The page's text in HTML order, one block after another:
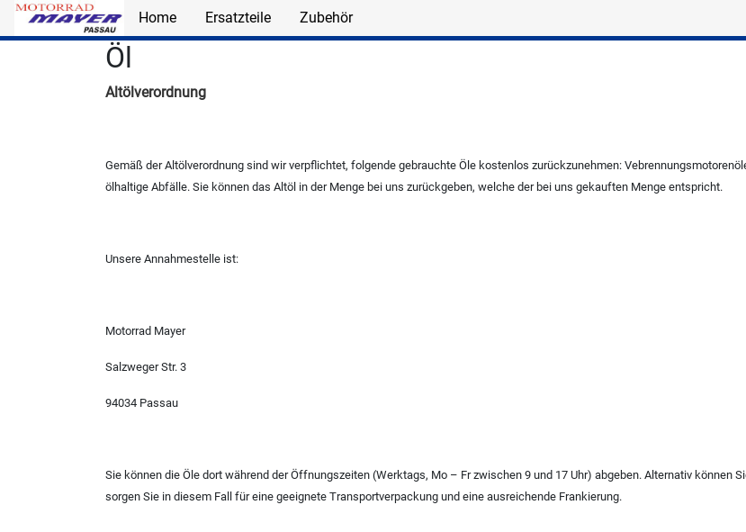
Skip to main content
Home Ersatzteile Zubehör
Öl
Altölverordnung
Gemäß der Altölverordnung sind wir verpflichtet, folgende gebrauchte Öle kostenlos zurückzunehmen:
ölhaltige Abfälle. Sie können das Altöl in der Menge bei uns zurückgeben, welche der bei uns gekauften Menge entspricht.
Unsere Annahmestelle ist:
Motorrad Mayer
Salzweger Str. 3
94034 Passau
Sie können die Öle dort während der Öffnungszeiten (Werktags, Mo – Fr zwischen 9 und 17 Uhr) abgeben. Alternativ können
sorgen Sie in diesem Fall für eine geeignete Transportverpackung und eine ausreichende Frankierung.